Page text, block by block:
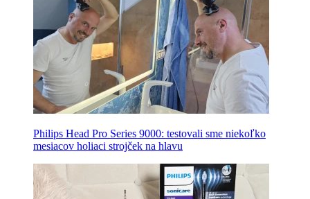
Philips Head Pro Series 9000: testovali sme niekoľko
mesiacov holiaci strojček na hlavu